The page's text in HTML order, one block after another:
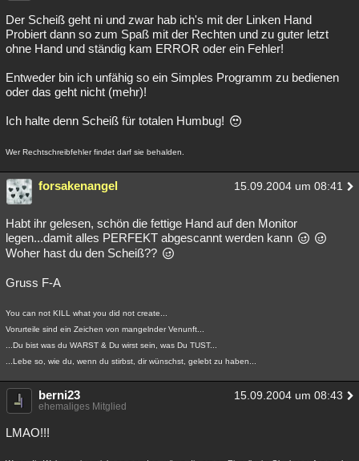
Der Scheiß geht ni und zwar hab ich's mit der Linken Hand
Probiert dann so zum Spaß mit der Rechten und zu guter letzt
ohne Hand und ständig kam ERROR oder ein Fehler!
Entweder bin ich unfähig so ein Simples Programm zu bedienen
oder das geht nicht (mehr)!
Ich halte denn Scheiß für totalen Humbug!
Wer Rechtschreibfehler findet darf sie behalden.
forsakenangel 15.09.2004 um 08:41
Habt ihr gelesen, schön die fettige Hand auf den Monitor
legen...damit alles PERFEKT abgescannt werden kann
Woher hast du den Scheiß??
Gruss F-A
You can not KILL what you did not create...
Vorurteile sind ein Zeichen von mangelnder Venunft...
...Du bist was du WARST & Du wirst sein, was Du TUST...
...Lebe so, wie du, wenn du stirbst, dir wünschst, gelebt zu haben...
berni23 15.09.2004 um 08:43
ehemaliges Mitglied
LMAO!!!